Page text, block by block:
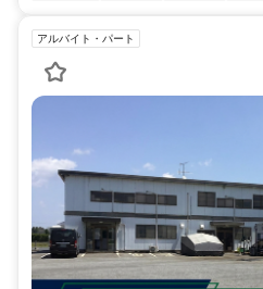
アルバイト・パート